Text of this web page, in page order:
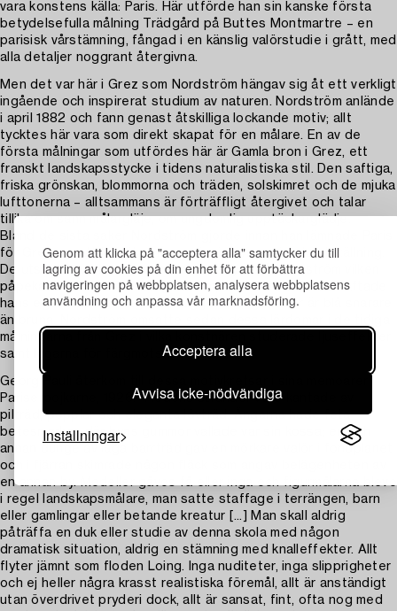
Genom att klicka på "acceptera alla" samtycker du till
lagring av cookies på din enhet för att förbättra
navigeringen på webbplatsen, analysera webbplatsens
användning och anpassa vår marknadsföring.
Acceptera alla
Avvisa icke-nödvändiga
Inställningar
vara konstens källa: Paris. Här utförde han sin kanske första
betydelsefulla målning Trädgård på Buttes Montmartre – en
parisisk vårstämning, fångad i en känslig valörstudie i grått, med
alla detaljer noggrant återgivna.
Men det var här i Grez som Nordström hängav sig åt ett verkligt
ingående och inspirerat studium av naturen. Nordström anlände
i april 1882 och fann genast åtskilliga lockande motiv; allt
tycktes här vara som direkt skapat för en målare. En av de
första målningar som utfördes här är Gamla bron i Grez, ett
franskt landskapsstycke i tidens naturalistiska stil. Den saftiga,
friska grönskan, blommorna och träden, solskimret och de mjuka
lufttonerna – alltsammans är förträffligt återgivet och talar
tillika om sann målargläje, om ungdomlig upptäckarglädje.
Bland de sista saker Nordström gjorde innan han lämnade Paris
för Grez var att besöka impressionisternas sjunde utställning.
De utställda verken gjorde starka intryck på Nordström vilken
påpekade för Richard Bergh att impressionisterna bekräftade
hans egen uppfattning att skuggor i soligt väder är blå snarare
än bruna. Nordström omsatte sedan dessa lärdomar i de tidiga
målningarna från Grez i vilka konstnären studerade ljuseffekter
samt lagarna för färgmotsättningar.
Georg Pauli återkom till dessa motivkretsar i sina memoarer
Pariserpojkarne, 1926: ”Flodens stränder voro kantade av
pilträd, popplar och eleganta lövträd. Ängarna hade feta
betesmarker, där byns gummor vallade var sin kossa; en och
annan dunge av låga barrträd gav en mörkare valör i fondplanet
och i fjärran skimrade någon fläck som angav belägenheten av
en annan by. Modeller gåvos få eller inga och figurmålarna blevo
i regel landskapsmålare, man satte staffage i terrängen, barn
eller gamlingar eller betande kreatur [...] Man skall aldrig
påträffa en duk eller studie av denna skola med någon
dramatisk situation, aldrig en stämning med knalleffekter. Allt
flyter jämnt som floden Loing. Inga nuditeter, inga slipprigheter
och ej heller några krasst realistiska föremål, allt är anständigt
utan överdrivet pryderi dock, allt är sansat, fint, ofta nog med